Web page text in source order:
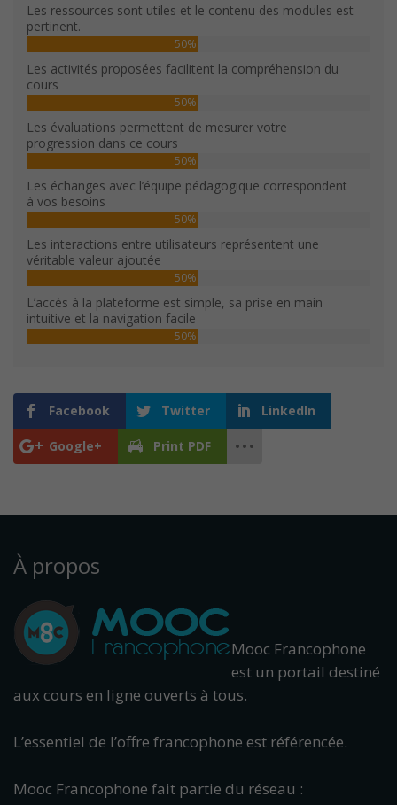
Les ressources sont utiles et le contenu des modules est
pertinent.
50%
Les activités proposées facilitent la compréhension du
cours
50%
Les évaluations permettent de mesurer votre
progression dans ce cours
50%
Les échanges avec l’équipe pédagogique correspondent
à vos besoins
50%
Les interactions entre utilisateurs représentent une
véritable valeur ajoutée
50%
L’accès à la plateforme est simple, sa prise en main
intuitive et la navigation facile
50%
Facebook Twitter LinkedIn
Google+ Print PDF
À propos
Mooc Francophone
est un portail destiné
aux cours en ligne ouverts à tous.
L’essentiel de l’offre francophone est référencée.
Mooc Francophone fait partie du réseau :